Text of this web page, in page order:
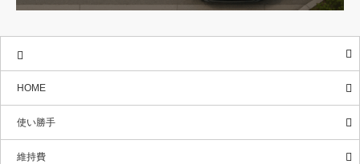
HOME
使い勝手
維持費